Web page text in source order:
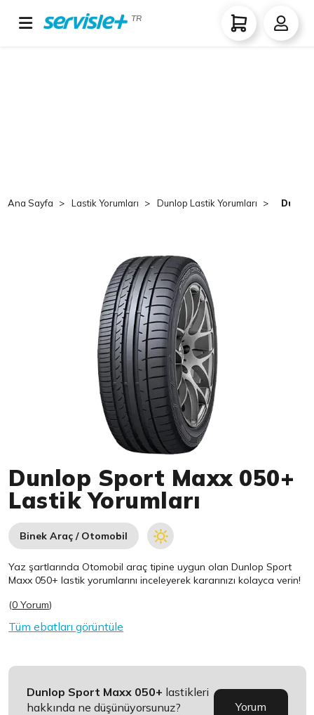
TR
Ana Sayfa Lastik Yorumları Dunlop Lastik Yorumları
Dunlop Sport Maxx 050+
Lastik Yorumları
Binek Araç / Otomobil
Yaz şartlarında Otomobil araç tipine uygun olanDunlop Sport
Maxx 050+ lastik yorumlarını inceleyerek kararınızı kolayca verin!
(0 Yorum)
Tüm ebatları görüntüle
Dunlop Sport Maxx 050+ lastikleri
hakkında ne düşünüyorsunuz?
Yorum